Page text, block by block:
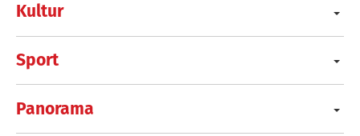
Kultur
Sport
Panorama